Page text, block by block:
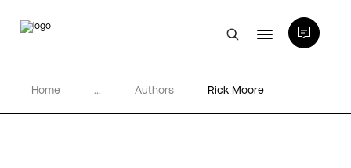
Rechenzentren
Home ... Authors Rick Moore